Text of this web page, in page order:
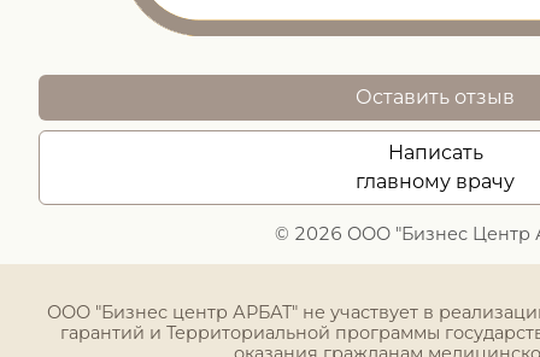
© 2026 ООО "Бизнес Центр
Оставить отзыв
Написать
главному врачу
ООО "Бизнес центр АРБАТ" не участвует в
гарантий и Территориальной программы